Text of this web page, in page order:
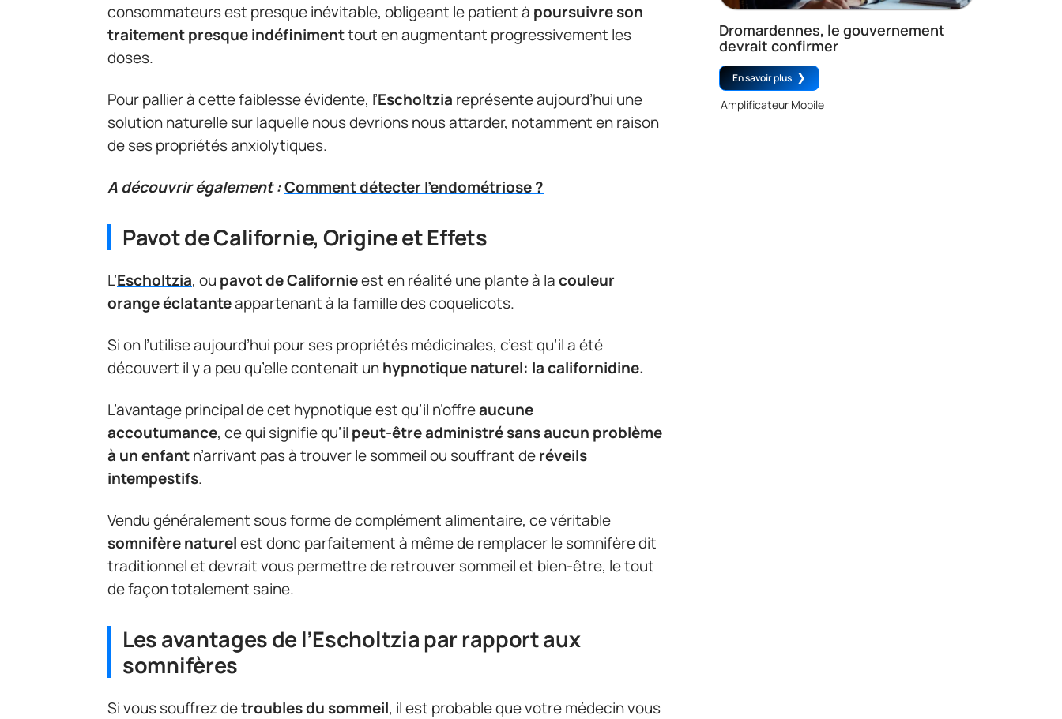
consommateurs est presque inévitable, obligeant le patient à poursuivre son
traitement presque indéfinimenttout en augmentant progressivement les
doses.
Pour pallier à cette faiblesse évidente, l’Escholtzia représente aujourd’hui une
solution naturelle sur laquelle nous devrions nous attarder, notamment en raison
de ses propriétés anxiolytiques.
A découvrir également :Comment détecter l'endométriose ?
Pavot de Californie, Origine et Effets
L’Escholtzia, ou pavot de Californieest en réalité une plante à lacouleur
orange éclatanteappartenant à la famille des coquelicots.
Si on l’utilise aujourd’hui pour ses propriétés médicinales, c’est qu’il a été
découvert il y a peu qu’elle contenait unhypnotique naturel: la californidine.
L’avantage principal de cet hypnotique est qu’il n’offreaucune
accoutumance, ce qui signifie qu’il peut-être administré sans aucun problème
à un enfantn’arrivant pas à trouver le sommeil ou souffrant deréveils
intempestifs.
Vendu généralement sous forme de complément alimentaire, ce véritable
somnifère naturelest donc parfaitement à même de remplacer le somnifère dit
traditionnel et devrait vous permettre de retrouver sommeil et bien-être, le tout
de façon totalement saine.
Les avantages de l’Escholtzia par rapport aux
somnifères
Si vous souffrez detroubles du sommeil, il est probable que votre médecin vous
Dromardennes, le gouvernement
devrait confirmer
En savoir plus
Amplificateur Mobile